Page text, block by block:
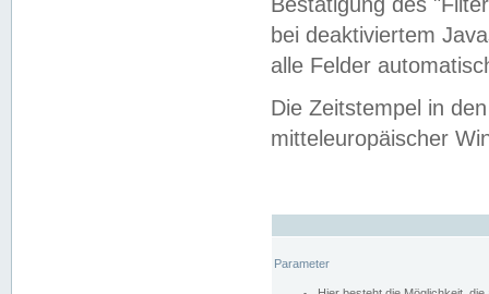
bei deaktiviertem
alle Felder
Die Zeitstempel in
mitteleuropäischer
Parameter